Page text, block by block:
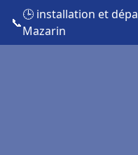
📞
🕒 installation et
Mazarin